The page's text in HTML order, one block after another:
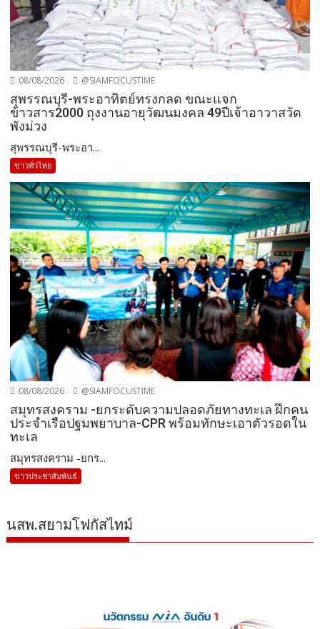
08/08/2026 @SIAMFOCUSTIME
สุพรรณบุรี-พระอาทิตย์ทรงกลด ขณะแจก
ข้าวสาร2000 ถุงงานอายุวัฒนมงคล 49ปีเจ้าอาวาสวัด
พังม่วง
สุพรรณบุรี-พระอา...
ข่าวทั่วไทย
08/08/2026 @SIAMFOCUSTIME
สมุทรสงคราม -ยกระดับความปลอดภัยทางทะเล ฝึกคน
ประจำเรือปฐมพยาบาล-CPR พร้อมทักษะเอาตัวรอดใน
ทะเล
สมุทรสงคราม -ยกร...
ข่าวประชาสัมพันธ์
นสพ.สยามโฟกัสไทม์